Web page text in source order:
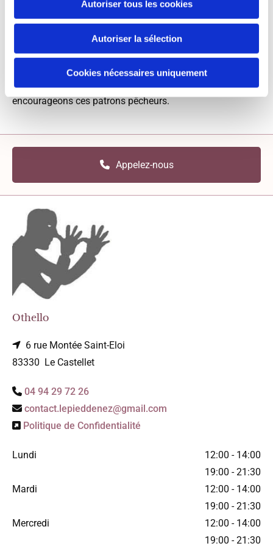
Autoriser tous les cookies
Autoriser la sélection
Cookies nécessaires uniquement
Une attention particulière est accordée au choix de nos
poissons. La petite pêche, locale et artisanale, est une
richesse que nous défendons. En nous efforçant de
travailler, selon les arrivages, toutes les espèces de
poissons, des plus nobles aux plus méconnues, nous
encourageons ces patrons pêcheurs.
Appelez-nous
Othello
 6 rue Montée Saint-Eloi
83330 Le Castellet
 04 94 29 72 26
 contact.lepieddenez@gmail.com
 Politique de Confidentialité
Lundi
12:00 - 14:00
19:00 - 21:30
Mardi
12:00 - 14:00
19:00 - 21:30
Mercredi
12:00 - 14:00
19:00 - 21:30